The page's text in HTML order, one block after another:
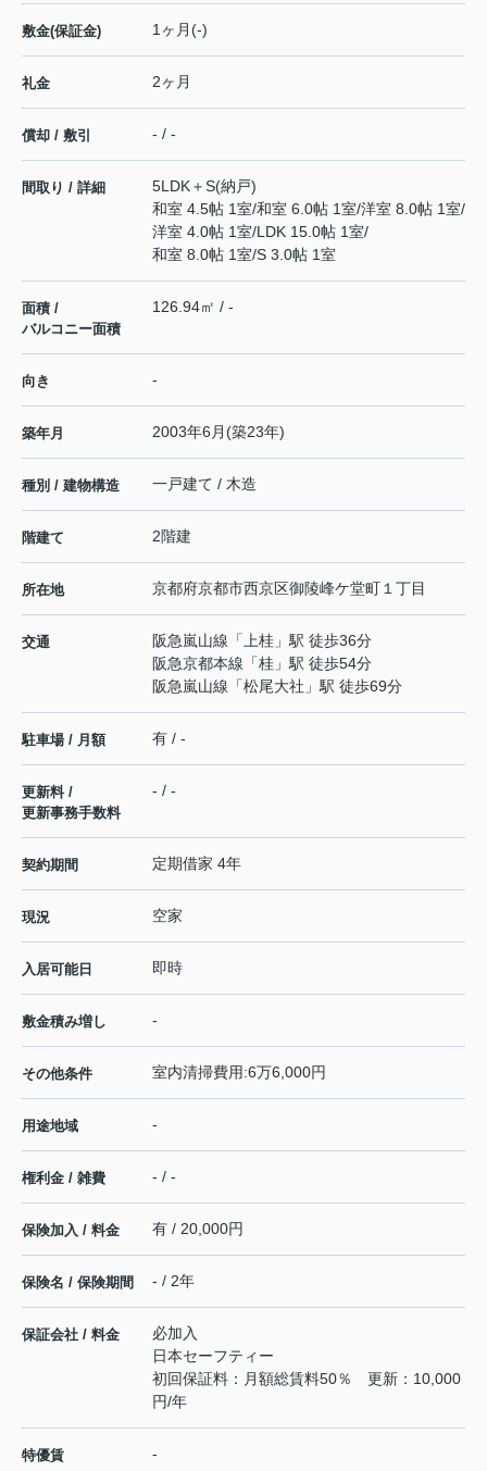
敷金(保証金) 1ヶ月(-)
礼金 2ヶ月
償却 / 敷引 - / -
間取り / 詳細
5LDK＋S(納戸)
和室 4.5帖 1室/和室 6.0帖 1室/洋室 8.0帖 1室/
洋室 4.0帖 1室/LDK 15.0帖 1室/
和室 8.0帖 1室/S 3.0帖 1室
面積 /
バルコニー面積
126.94㎡ / -
向き -
築年月 2003年6月(築23年)
種別 / 建物構造 一戸建て / 木造
階建て 2階建
所在地 京都府京都市西京区御陵峰ケ堂町１丁目
交通 阪急嵐山線 「 上桂 」駅 徒歩36分
阪急京都本線 「桂 」駅 徒歩54分
阪急嵐山線 「松尾大社 」駅 徒歩69分
駐車場 / 月額 有 / -
更新料 /
更新事務手数料
- / -
契約期間 定期借家 4年
現況 空家
入居可能日 即時
敷金積み増し -
その他条件 室内清掃費用:6万6,000円
用途地域 -
権利金 / 雑費 - / -
保険加入 / 料金 有 / 20,000円
保険名 / 保険期間 - / 2年
保証会社 / 料金
必加入
日本セーフティー
初回保証料：月額総賃料50％ 更新：10,000
円/年
特優賃 -